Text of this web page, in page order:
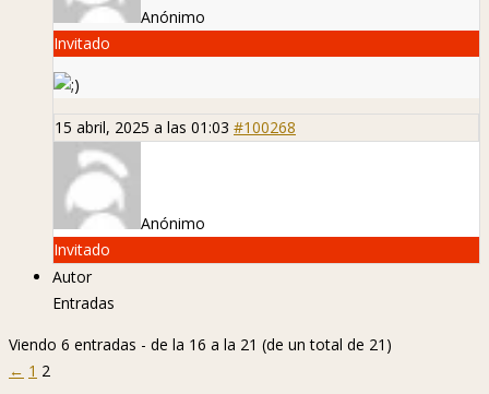
Anónimo
Invitado
15 abril, 2025 a las 01:03 #100268
Anónimo
Invitado
Autor
Entradas
Viendo 6 entradas - de la 16 a la 21 (de un total de 21)
← 1 2